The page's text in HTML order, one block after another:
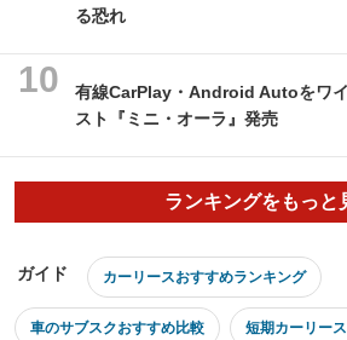
る恐れ
有線CarPlay・Android Autoをワ
スト『ミニ・オーラ』発売
ランキングをもっと
ガイド カーリースおすすめランキング
車のサブスクおすすめ比較 短期カーリー